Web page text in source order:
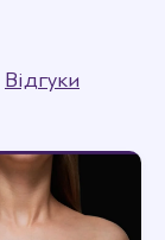
Відгуки